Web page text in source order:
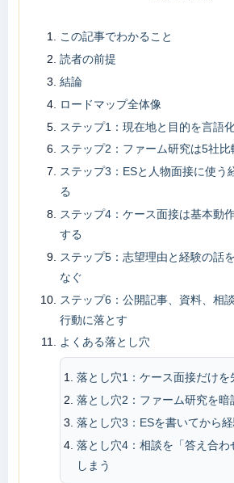
この記事でわかること
読者の前提
結論
ロードマップ全体像
ステップ1：現在地と目的を言語
ステップ2：ファーム研究は5社比
ステップ3：ESと人物面接に使う
る
ステップ4：ケース面接は基本動
する
ステップ5：志望理由と経験の話
なぐ
ステップ6：公開記事、資料、相
行動に落とす
よくある落とし穴
落とし穴1：ケース面接だけを
落とし穴2：ファーム研究を暗
落とし穴3：ESを書いてから
落とし穴4：相談を「答え合わ
しまう